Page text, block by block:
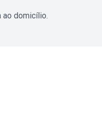
ao domicílio.